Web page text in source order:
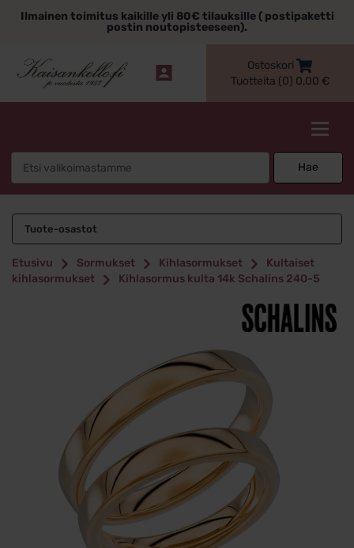
sisältöönIlmainen toimitus kaikille yli 80€ tilauksille ( postipaketti
postin noutopisteeseen).
Ostoskori
Tuotteita (0) 0,00 €
Hae
Tuote-osastot
Etusivu Sormukset Kihlasormukset
Kultaiset
kihlasormukset
Kihlasormus kulta 14k Schalins 240-5